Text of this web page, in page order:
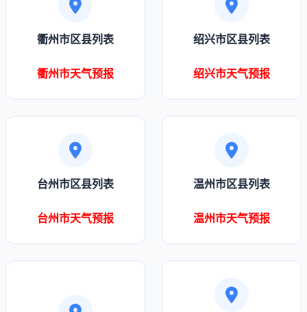
衢州市区县列表
衢州市天气预报
绍兴市区县列表
绍兴市天气预报
台州市区县列表
台州市天气预报
温州市区县列表
温州市天气预报